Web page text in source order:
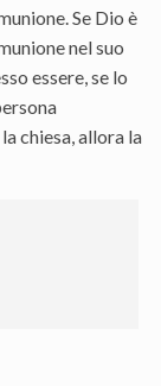
Se Dio è
nel suo
essere, se lo
chiesa, allora la